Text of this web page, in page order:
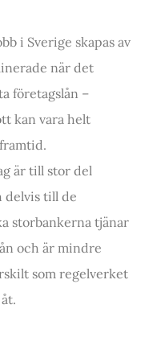
i Sverige skapas av
när det
företagslån –
kan vara helt
är till stor del
delvis till de
storbankerna tjänar
och är mindre
som regelverket